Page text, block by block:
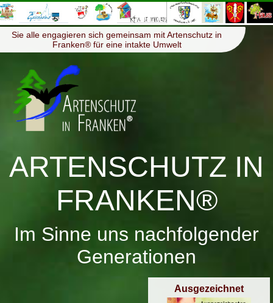
Menü ≡
Sie alle engagieren sich gemeinsam mit Artenschutz in
Franken® für eine intakte Umwelt
ARTENSCHUTZ IN
FRANKEN®
Im Sinne uns nachfolgender
Generationen
Ausgezeichnet